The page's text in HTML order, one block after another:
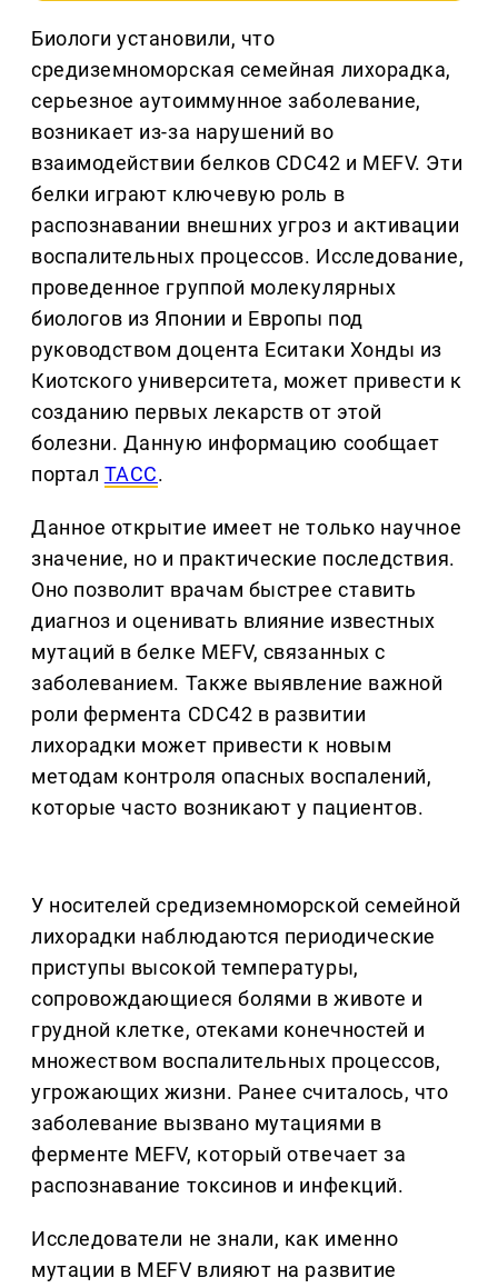
Биологи установили, что
средиземноморская семейная лихорадка,
серьезное аутоиммунное заболевание,
возникает из-за нарушений во
взаимодействии белков CDC42 и MEFV. Эти
белки играют ключевую роль в
распознавании внешних угроз и активации
воспалительных процессов. Исследование,
проведенное группой молекулярных
биологов из Японии и Европы под
руководством доцента Еситаки Хонды из
Киотского университета, может привести к
созданию первых лекарств от этой
болезни. Данную информацию сообщает
портал ТАСС.
Данное открытие имеет не только научное
значение, но и практические последствия.
Оно позволит врачам быстрее ставить
диагноз и оценивать влияние известных
мутаций в белке MEFV, связанных с
заболеванием. Также выявление важной
роли фермента CDC42 в развитии
лихорадки может привести к новым
методам контроля опасных воспалений,
которые часто возникают у пациентов.
У носителей средиземноморской семейной
лихорадки наблюдаются периодические
приступы высокой температуры,
сопровождающиеся болями в животе и
грудной клетке, отеками конечностей и
множеством воспалительных процессов,
угрожающих жизни. Ранее считалось, что
заболевание вызвано мутациями в
ферменте MEFV, который отвечает за
распознавание токсинов и инфекций.
Исследователи не знали, как именно
мутации в MEFV влияют на развитие